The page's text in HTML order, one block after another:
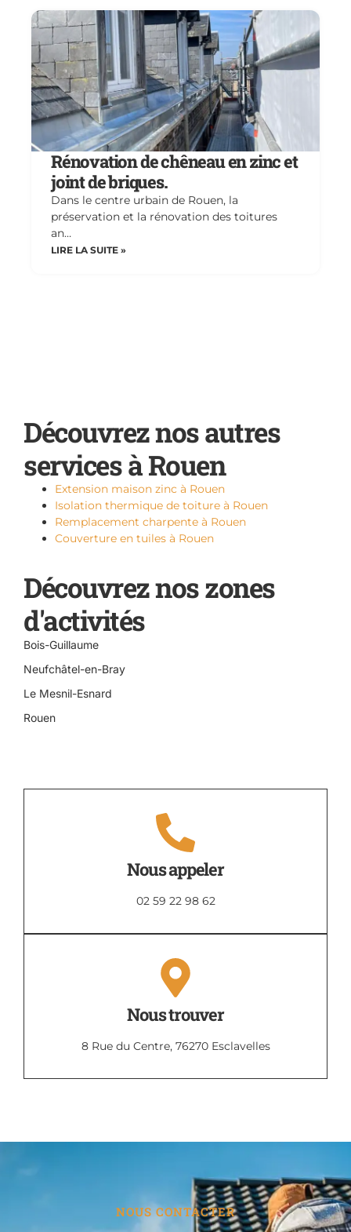
Rénovation de chêneau en zinc et
joint de briques.
Dans le centre urbain de Rouen, la
préservation et la rénovation des toitures
an…
LIRE LA SUITE »
Découvrez nos autres
services à Rouen
Extension maison zinc à Rouen
Isolation thermique de toiture à Rouen
Remplacement charpente à Rouen
Couverture en tuiles à Rouen
Découvrez nos zones
d'activités
Bois-Guillaume
Neufchâtel-en-Bray
Le Mesnil-Esnard
Rouen
Nous appeler
02 59 22 98 62
Nous trouver
8 Rue du Centre, 76270 Esclavelles
NOUS CONTACTER